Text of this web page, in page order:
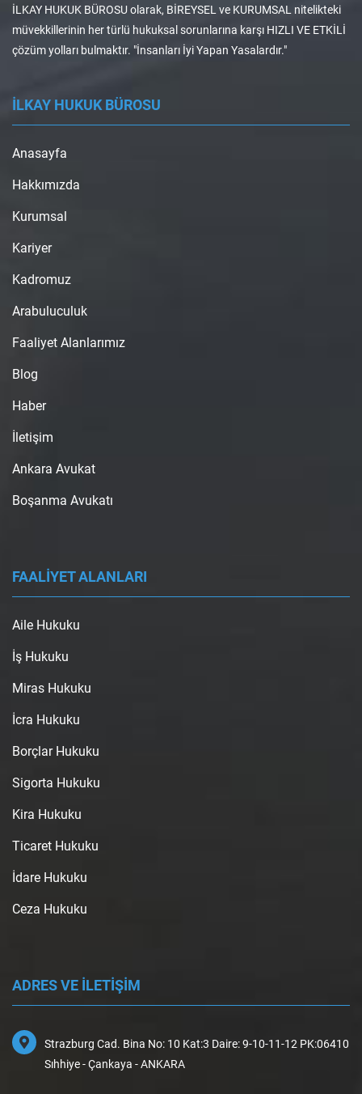
İLKAY HUKUK BÜROSU olarak, BİREYSEL ve KURUMSAL nitelikteki
müvekkillerinin her türlü hukuksal sorunlarına karşı HIZLI VE ETKİLİ
çözüm yolları bulmaktır. "İnsanları İyi Yapan Yasalardır."
İLKAY HUKUK BÜROSU
Anasayfa
Hakkımızda
Kurumsal
Kariyer
Kadromuz
Arabuluculuk
Faaliyet Alanlarımız
Blog
Haber
İletişim
Ankara Avukat
Boşanma Avukatı
FAALİYET ALANLARI
Aile Hukuku
İş Hukuku
Miras Hukuku
İcra Hukuku
Borçlar Hukuku
Sigorta Hukuku
Kira Hukuku
Ticaret Hukuku
İdare Hukuku
Ceza Hukuku
ADRES VE İLETİŞİM
Strazburg Cad. Bina No: 10 Kat:3 Daire: 9-10-11-12 PK:06410
Sıhhiye - Çankaya - ANKARA